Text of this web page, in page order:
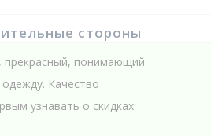
стороны
прекрасный, понимающий
Качество
узнавать о скидках